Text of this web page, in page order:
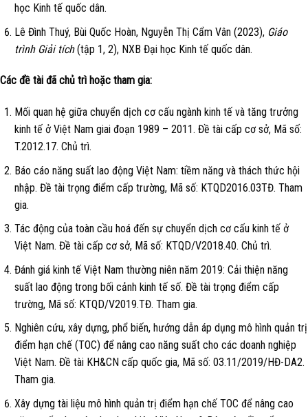
học Kinh tế quốc dân.
Lê Đình Thuý, Bùi Quốc Hoàn, Nguyễn Thị Cẩm Vân (2023), Giáo
trình Giải tích(tập 1, 2), NXB Đại học Kinh tế quốc dân.
Các đề tài đã chủ trì hoặc tham gia:
Mối quan hệ giữa chuyển dịch cơ cấu ngành kinh tế và tăng trưởng
kinh tế ở Việt Nam giai đoạn 1989 – 2011. Đề tài cấp cơ sở, Mã số:
T.2012.17. Chủ trì.
Báo cáo năng suất lao động Việt Nam: tiềm năng và thách thức hội
nhập. Đề tài trọng điểm cấp trường, Mã số: KTQD2016.03TĐ. Tham
gia.
Tác động của toàn cầu hoá đến sự chuyển dịch cơ cấu kinh tế ở
Việt Nam. Đề tài cấp cơ sở, Mã số: KTQD/V2018.40. Chủ trì.
Đánh giá kinh tế Việt Nam thường niên năm 2019: Cải thiện năng
suất lao động trong bối cảnh kinh tế số. Đề tài trọng điểm cấp
trường, Mã số: KTQD/V2019.TĐ. Tham gia.
Nghiên cứu, xây dựng, phổ biến, hướng dẫn áp dụng mô hình quản trị
điểm hạn chế (TOC) để nâng cao năng suất cho các doanh nghiệp
Việt Nam. Đề tài KH&CN cấp quốc gia, Mã số: 03.11/2019/HĐ-DA2.
Tham gia.
Xây dựng tài liệu mô hình quản trị điểm hạn chế TOC để nâng cao